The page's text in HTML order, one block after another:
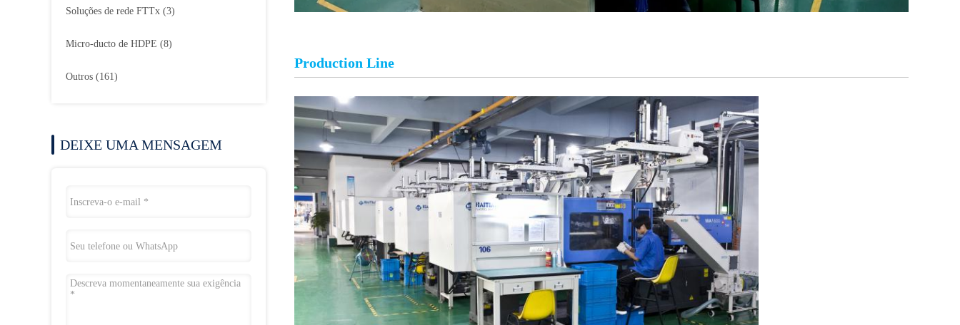
Soluções de rede FTTx (3)
Micro-ducto de HDPE (8)
Outros (161)
DEIXE UMA MENSAGEM
Production Line